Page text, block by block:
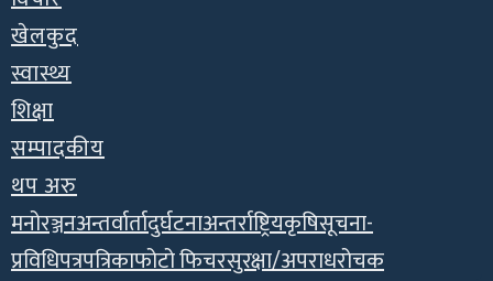
खेलकुद
स्वास्थ्य
शिक्षा
सम्पादकीय
थप अरु
मनोरञ्जनअन्तर्वार्तादुर्घटनाअन्तर्राष्ट्रियकृषिसूचना-
प्रविधिपत्रपत्रिकाफोटो फिचरसुरक्षा/अपराधरोचक